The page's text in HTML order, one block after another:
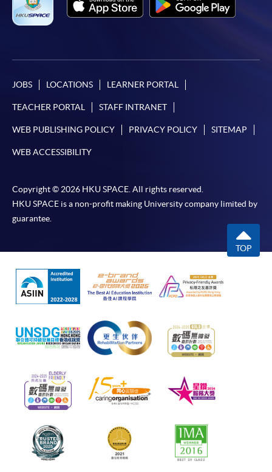
JOBS LOCATIONS LEARNER PORTAL
TEACHER PORTAL STAFF INTRANET
WEB PUBLISHING POLICY PRIVACY POLICY SITEMAP
WEB ACCESSIBILITY
Copyright © 2026 HKU SPACE. All rights reserved.
HKU SPACE is a non-profit making University company limited by
guarantee.
TOP